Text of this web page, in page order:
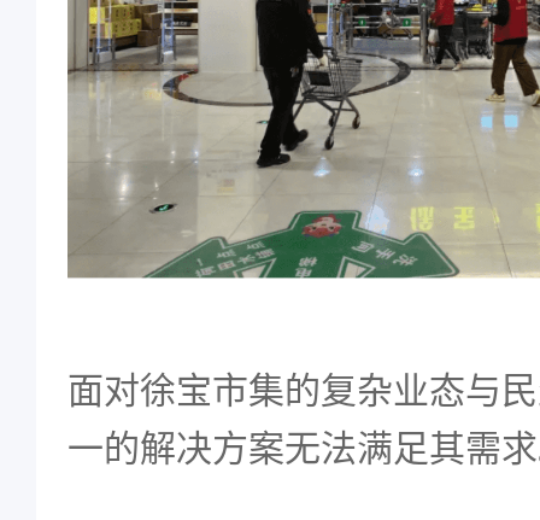
面对徐宝市集的复杂业态与
一的解决方案无法满足其需